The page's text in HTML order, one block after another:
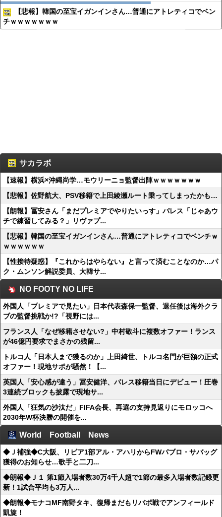
【悲報】韓国の至宝イガンインさん…普通にアトレティコでベン
チｗｗｗｗｗｗｗ
サカラボ
【速報】横浜×沖縄尚学…モウリーニョ監督出陣ｗｗｗｗｗｗｗ
【悲報】佐野航大、PSV移籍で上田綾瀬ルート乗ってしまったかも…
【朗報】冨安さん「まだプレミアでやりたいっす」パレス「じゃあウ
チで練習してみる？」リヴァプ...
【悲報】韓国の至宝イガンインさん…普通にアトレティコでベンチｗ
ｗｗｗｗｗｗ
【性接待疑惑】『これからはやらない』と言って済むことなのか…パ
ク・ムンソン解説委員、大韓サ...
NO FOOTY NO LIFE
外国人「プレミアで見たい」日本代表森保一監督、退任後は海外クラ
ブの監督挑戦か!?「視野には...
フランス人「なぜ移籍させない?」中村敬斗に複数オファー！ランス
が46億円要求でまさかの残留...
トルコ人「日本人まで獲るのか」上田綺世、トルコ名門が巨額の正式
オファー！現地サポが騒然！【...
英国人「安心感が違う」冨安健洋、パレス移籍当日にデビュー！圧巻
3連続ブロックも披露で現地サ...
外国人「狂気の沙汰だ」FIFA会長、再選の支持見返りにモロッコへ
2030年W杯決勝の開催を...
World Football News
◆Ｊ補強◆C大阪、リビア1部アル・アハリからFWパブロ・サバッグ
獲得のお知らせ…歌手と二刀...
◆朗報◆Ｊ１ 第1節入場者数30万4千人超で1節の最多入場者数記録更
新！1試合平均も3万人...
◆朗報◆モナコMF南野タキ、復帰まだもリバポ戦でアンフィールド
凱旋！